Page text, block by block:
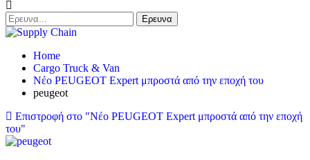
Home
Cargo Truck & Van
Νέο PEUGEOT Expert μπροστά από την εποχή του
peugeot
Επιστροφή στο "Νέο PEUGEOT Expert μπροστά από την εποχή
του"